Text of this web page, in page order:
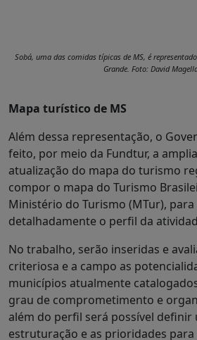
Sobá, uma das comidas típicas de MS, é
Grande. Foto: David
Mapa turístico de MS
Além dessa representação, o
feito, por meio da Fundtur, a
atualização do mapa do turismo
compor o mapa do Turismo
Ministério do Turismo (MTur),
detalhadamente o perfil da
No trabalho, serão inseridas e
criteriosa e a campo as
municípios atualmente
grau de comprometimento e
além do perfil será possível definir
estruturação e as prioridades